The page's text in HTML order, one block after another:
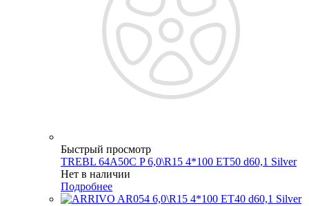
Быстрый просмотр
TREBL 64A50C P 6,0\R15 4*100 ET50 d60,1 Silver
Нет в наличии
Подробнее